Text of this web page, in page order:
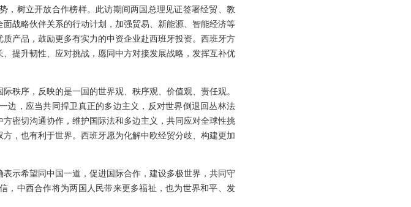
，树立开放合作榜样。此访期间两国总理见证签署经贸、教
战略伙伴关系的行动计划，加强贸易、新能源、智能经济等
产品，鼓励更多有实力的中资企业赴西班牙投资。西班牙方
提升韧性、应对挑战，愿同中方对接发展战略，发挥互补优
秩序，反映的是一国的世界观、秩序观、价值观、责任观。
边，应当共同捍卫真正的多边主义，反对世界倒退回丛林法
密切沟通协作，维护国际法和多边主义，共同应对全球性挑
，也有利于世界。西班牙愿为化解中欧经贸分歧、构建更加
示希望同中国一道，促进国际合作，建设多极世界，共同守
，中西合作将为两国人民带来更多福祉，也为世界和平、发